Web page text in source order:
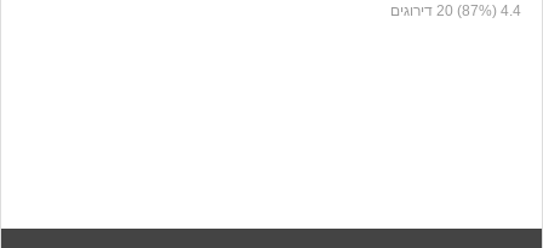
4.4
(87%)
20 דירוגים